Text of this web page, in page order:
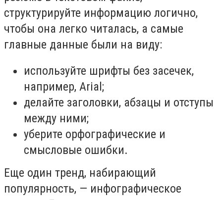
структурируйте информацию логично,
чтобы она легко читалась, а самые
главные данные были на виду:
используйте шрифты без засечек,
например, Arial;
делайте заголовки, абзацы и отступы
между ними;
уберите орфографические и
смысловые ошибки.
Еще один тренд, набирающий
популярность, — инфографическое